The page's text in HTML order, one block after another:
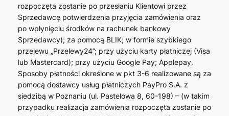
rozpoczęta zostanie po przesłaniu Klientowi przez
Sprzedawcę potwierdzenia przyjęcia zamówienia oraz
po wpłynięciu środków na rachunek bankowy
Sprzedawcy); za pomocą BLIK; w formie szybkiego
przelewu „Przelewy24”; przy użyciu karty płatniczej (Visa
lub Mastercard); przy użyciu Google Pay; Applepay.
Sposoby płatności określone w pkt 3-6 realizowane są za
pomocą dostawcy usług płatniczych PayPro S.A. z
siedzibą w Poznaniu (ul. Pastelowa 8, 60-198) – (w takim
przypadku realizacja zamówienia rozpoczęta zostanie po